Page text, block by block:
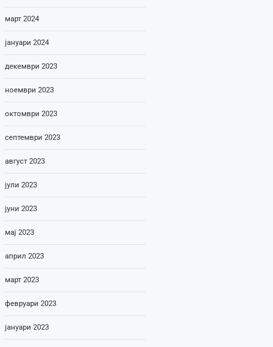
март 2024
јануари 2024
декември 2023
ноември 2023
октомври 2023
септември 2023
август 2023
јули 2023
јуни 2023
мај 2023
април 2023
март 2023
февруари 2023
јануари 2023